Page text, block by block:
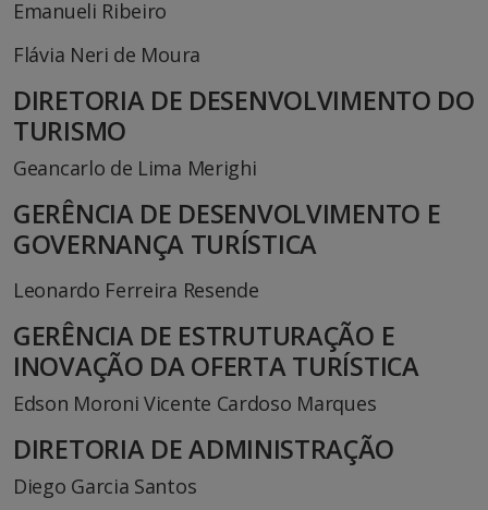
Emanueli Ribeiro
Flávia Neri de Moura
DIRETORIA DE DESENVOLVIMENTO DO
TURISMO
Geancarlo de Lima Merighi
GERÊNCIA DE DESENVOLVIMENTO E
GOVERNANÇA TURÍSTICA
Leonardo Ferreira Resende
GERÊNCIA DE ESTRUTURAÇÃO E
INOVAÇÃO DA OFERTA TURÍSTICA
Edson Moroni Vicente Cardoso Marques
DIRETORIA DE ADMINISTRAÇÃO
Diego Garcia Santos